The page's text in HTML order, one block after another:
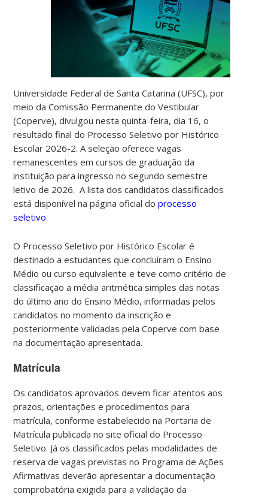
Universidade Federal de Santa Catarina (UFSC), por
meio da Comissão Permanente do Vestibular
(Coperve), divulgou nesta quinta-feira, dia 16, o
resultado final do Processo Seletivo por Histórico
Escolar 2026-2. A seleção oferece vagas
remanescentes em cursos de graduação da
instituição para ingresso no segundo semestre
letivo de 2026.A lista dos candidatos classificados
está disponível na página oficial do processo
seletivo.
O Processo Seletivo por Histórico Escolar é
destinado a estudantes que concluíram o Ensino
Médio ou curso equivalente e teve como critério de
classificação a média aritmética simples das notas
do último ano do Ensino Médio, informadas pelos
candidatos no momento da inscrição e
posteriormente validadas pela Coperve com base
na documentação apresentada.
Matrícula
Os candidatos aprovados devem ficar atentos aos
prazos, orientações e procedimentos para
matrícula, conforme estabelecido na Portaria de
Matrícula publicada no site oficial do Processo
Seletivo. Já os classificados pelas modalidades de
reserva de vagas previstas no Programa de Ações
Afirmativas deverão apresentar a documentação
comprobatória exigida para a validação da